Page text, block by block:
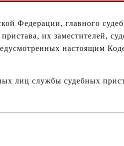
Федерации, главного
их заместителей,
настоящим
лиц службы судебных